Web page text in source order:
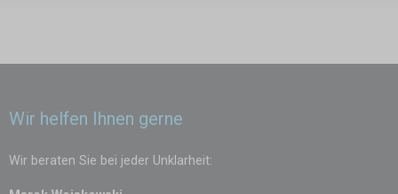
Wir helfen Ihnen gerne
Wir beraten Sie bei jeder Unklarheit: